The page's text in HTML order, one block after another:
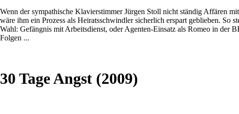
Wenn der sympathische Klavierstimmer Jürgen Stoll nicht ständig Affären
wäre ihm ein Prozess als Heiratsschwindler sicherlich erspart geblieben. So
Wahl: Gefängnis mit Arbeitsdienst, oder Agenten-Einsatz als Romeo in der
Folgen ...
30 Tage Angst (2009)